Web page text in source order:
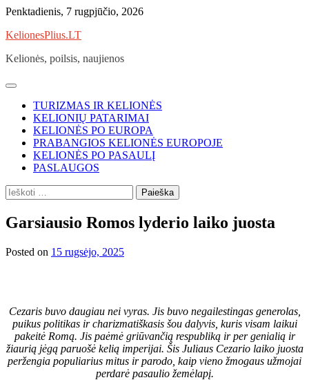
Skip
content
Penktadienis, 7 rugpjūčio, 2026
KelionesPlius.LT
Kelionės, poilsis, naujienos
TURIZMAS IR KELIONĖS
KELIONIŲ PATARIMAI
KELIONĖS PO EUROPA
PRABANGIOS KELIONĖS EUROPOJE
KELIONĖS PO PASAULĮ
PASLAUGOS
Ieškoti:
Garsiausio Romos lyderio laiko juosta
Posted on 15 rugsėjo, 2025
Cezaris buvo daugiau nei vyras. Jis buvo negailestingas generolas,
puikus politikas ir charizmatiškasis šou dalyvis, kuris visam laikui
pakeitė Romą. Jis paėmė griūvančią respubliką ir per genialią ir
žiaurią jėgą paruošė kelią imperijai. Šis Juliaus Cezario laiko juosta
peržengia populiarius mitus ir parodo, kaip vieno žmogaus užmojai
perdarė pasaulio žemėlapį.